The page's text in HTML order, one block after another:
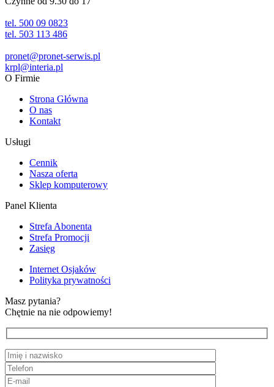
tel. 500 09 0823
tel. 503 113 486
pronet@pronet-serwis.pl
krpl@interia.pl
O Firmie
Strona Główna
O nas
Kontakt
Usługi
Cennik
Nasza oferta
Sklep komputerowy
Panel Klienta
Strefa Abonenta
Strefa Promocji
Zasięg
Internet Osjaków
Polityka prywatności
Masz pytania?
Chętnie na nie odpowiemy!